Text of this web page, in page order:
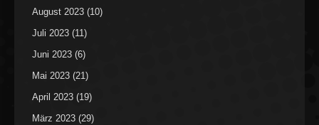
August 2023 (10)
Juli 2023 (11)
Juni 2023 (6)
Mai 2023 (21)
April 2023 (19)
März 2023 (29)